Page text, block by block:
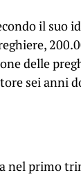
il suo
delle
sei anni
nel primo